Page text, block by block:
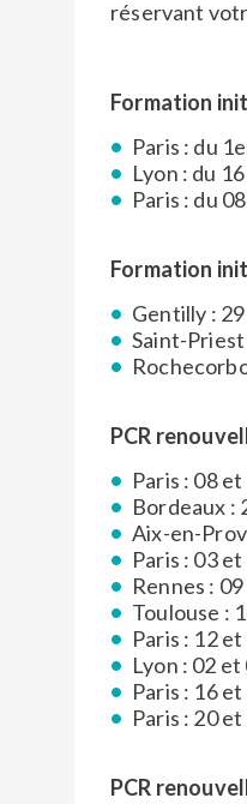
réservant
Formation
Paris : du
Lyon : du
Paris : du
Formation
Gentilly :
Saint-Priest
PCR
Paris : 08
Bordeaux :
Aix-en-
Paris : 03
Rennes :
Toulouse :
Paris : 12
Lyon : 02
Paris : 16
Paris : 20
PCR